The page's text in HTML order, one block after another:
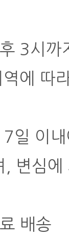
3시까
역에 따
일 이
, 변심
배송